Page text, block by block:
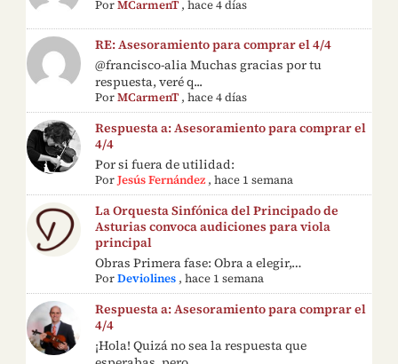
PorMCarmenT,hace 4 días
RE: Asesoramiento para comprar el 4/4
@francisco-alia Muchas gracias por tu
respuesta, veré q...
PorMCarmenT,hace 4 días
Respuesta a: Asesoramiento para comprar el
4/4
Por si fuera de utilidad:
PorJesús Fernández ,hace 1 semana
La Orquesta Sinfónica del Principado de
Asturias convoca audiciones para viola
principal
Obras Primera fase: Obra a elegir,…
PorDeviolines ,hace 1 semana
Respuesta a: Asesoramiento para comprar el
4/4
¡Hola! Quizá no sea la respuesta que